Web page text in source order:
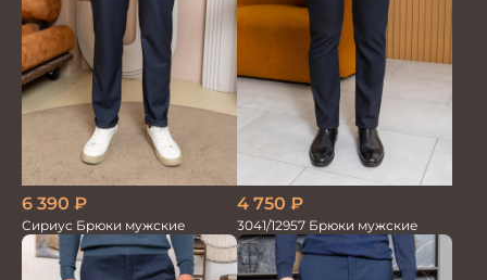
6 390 ₽
Сириус Брюки мужские
4 750 ₽
3041/12957 Брюки мужские